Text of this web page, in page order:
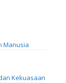
Manusia
Kekuasaan